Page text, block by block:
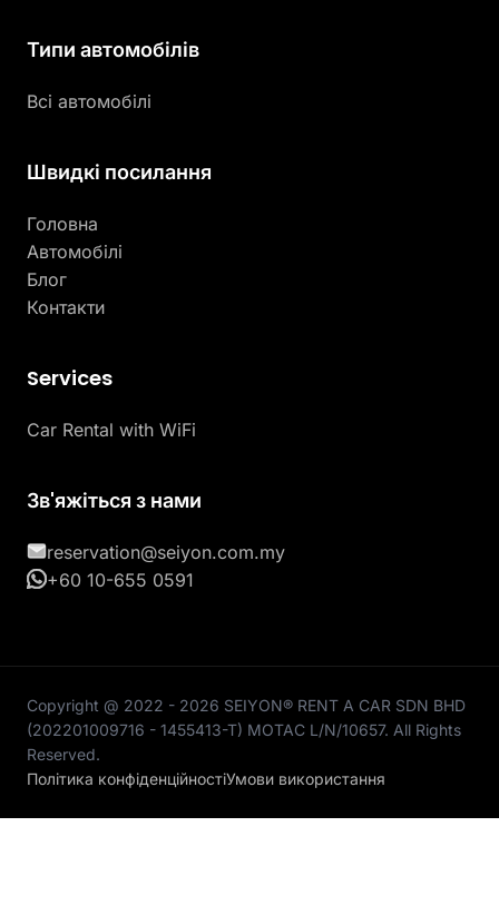
Типи автомобілів
Всі автомобілі
Services
Car Rental with WiFi
Швидкі посилання
Головна
Автомобілі
Блог
Контакти
Зв'яжіться з нами
reservation@seiyon.com.my
+60 10-655 0591
Copyright @ 2022 - 2026 SEIYON® RENT A CAR SDN BHD
(202201009716 - 1455413-T) MOTAC L/N/10657. All Rights
Reserved.
Політика конфіденційностіУмови використання